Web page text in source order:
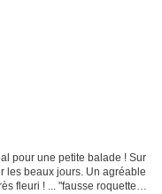
pour une petite balade ! Sur
les beaux jours. Un agréable
fleuri ! ... "fausse roquette"